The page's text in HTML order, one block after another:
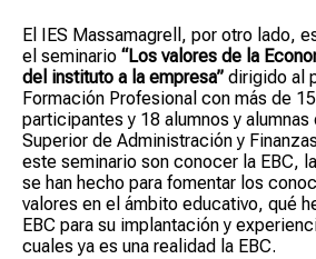
El IES Massamagrell, por otro lado,
el seminario “Los valores de la
del instituto a la empresa” dirigido al
Formación Profesional con más de
participantes y 18 alumnos y alumnas
Superior de Administración y
este seminario son conocer la EBC,
se han hecho para fomentar los
valores en el ámbito educativo, qué
EBC para su implantación y
cuales ya es una realidad la EBC.